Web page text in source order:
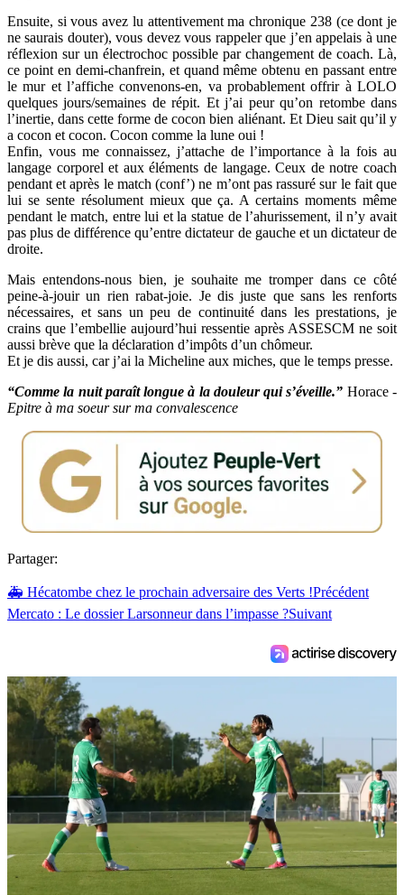
Ensuite, si vous avez lu attentivement ma chronique 238 (ce dont je
ne saurais douter), vous devez vous rappeler que j’en appelais à une
réflexion sur un électrochoc possible par changement de coach. Là,
ce point en demi-chanfrein, et quand même obtenu en passant entre
le mur et l’affiche convenons-en, va probablement offrir à LOLO
quelques jours/semaines de répit. Et j’ai peur qu’on retombe dans
l’inertie, dans cette forme de cocon bien aliénant. Et Dieu sait qu’il y
a cocon et cocon. Cocon comme la lune oui !
Enfin, vous me connaissez, j’attache de l’importance à la fois au
langage corporel et aux éléments de langage. Ceux de notre coach
pendant et après le match (conf’) ne m’ont pas rassuré sur le fait que
lui se sente résolument mieux que ça. A certains moments même
pendant le match, entre lui et la statue de l’ahurissement, il n’y avait
pas plus de différence qu’entre dictateur de gauche et un dictateur de
droite.
Mais entendons-nous bien, je souhaite me tromper dans ce côté
peine-à-jouir un rien rabat-joie. Je dis juste que sans les renforts
nécessaires, et sans un peu de continuité dans les prestations, je
crains que l’embellie aujourd’hui ressentie après ASSESCM ne soit
aussi brève que la déclaration d’impôts d’un chômeur.
Et je dis aussi, car j’ai la Micheline aux miches, que le temps presse.
“Comme la nuit paraît longue à la douleur qui s’éveille.” Horace -
Epitre à ma soeur sur ma convalescence
Partager:
🚑 Hécatombe chez le prochain adversaire des Verts !Précédent
Mercato : Le dossier Larsonneur dans l’impasse ?Suivant